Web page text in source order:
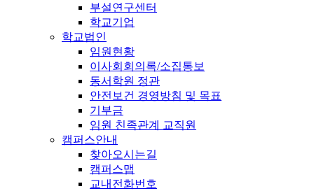
부설연구센터
학교기업
학교법인
임원현황
이사회회의록/소집통보
동서학원 정관
안전보건 경영방침 및 목표
기부금
임원 친족관계 교직원
캠퍼스안내
찾아오시는길
캠퍼스맵
교내전화번호